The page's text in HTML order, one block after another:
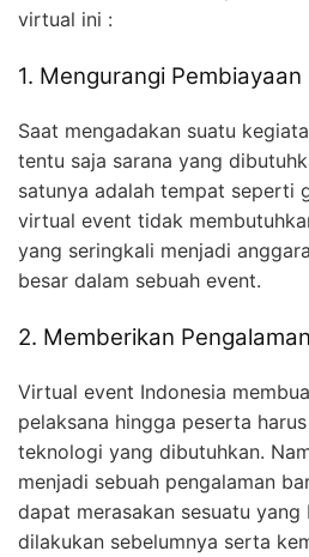
virtual ini :
1. Mengurangi Pembiayaan
Saat mengadakan suatu
tentu saja sarana yang
satunya adalah tempat seperti
virtual event tidak
yang seringkali menjadi
besar dalam sebuah event.
2. Memberikan
Virtual event Indonesia
pelaksana hingga peserta
teknologi yang dibutuhkan.
menjadi sebuah pengalaman
dapat merasakan sesuatu yang
dilakukan sebelumnya serta